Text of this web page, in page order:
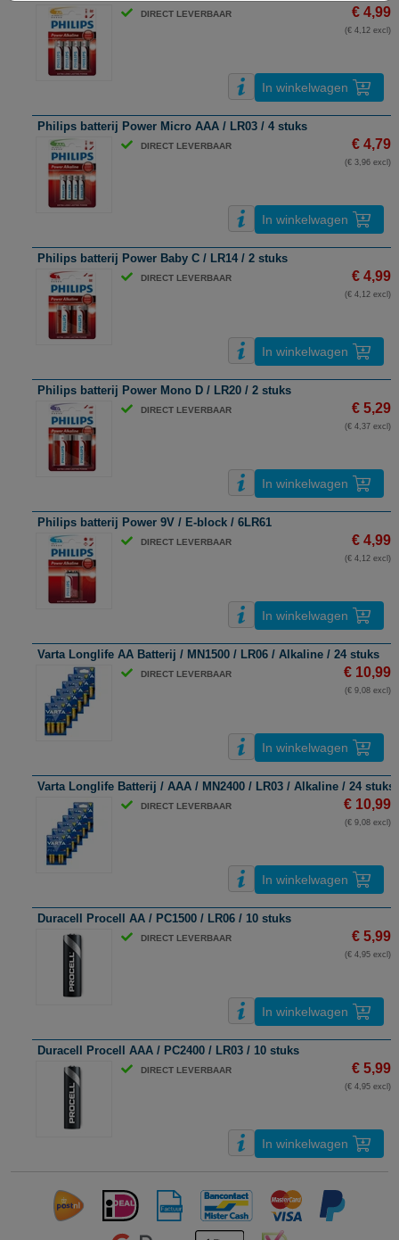
DIRECT LEVERBAAR € 4,99
(€ 4,12 excl)
In winkelwagen
Philips batterij Power Micro AAA / LR03 / 4 stuks
DIRECT LEVERBAAR € 4,79
(€ 3,96 excl)
In winkelwagen
Philips batterij Power Baby C / LR14 / 2 stuks
DIRECT LEVERBAAR € 4,99
(€ 4,12 excl)
In winkelwagen
Philips batterij Power Mono D / LR20 / 2 stuks
DIRECT LEVERBAAR € 5,29
(€ 4,37 excl)
In winkelwagen
Philips batterij Power 9V / E-block / 6LR61
DIRECT LEVERBAAR € 4,99
(€ 4,12 excl)
In winkelwagen
Varta Longlife AA Batterij / MN1500 / LR06 / Alkaline / 24 stuks
DIRECT LEVERBAAR € 10,99
(€ 9,08 excl)
In winkelwagen
Varta Longlife Batterij / AAA / MN2400 / LR03 / Alkaline / 24 stuks
DIRECT LEVERBAAR € 10,99
(€ 9,08 excl)
In winkelwagen
Duracell Procell AA / PC1500 / LR06 / 10 stuks
DIRECT LEVERBAAR € 5,99
(€ 4,95 excl)
In winkelwagen
Duracell Procell AAA / PC2400 / LR03 / 10 stuks
DIRECT LEVERBAAR € 5,99
(€ 4,95 excl)
In winkelwagen